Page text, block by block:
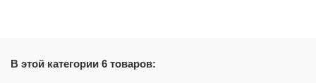
В этой категории 6 товаров: